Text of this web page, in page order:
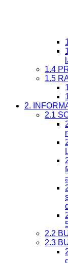
1.4
1.5
2.
2.1
2.2
2.3